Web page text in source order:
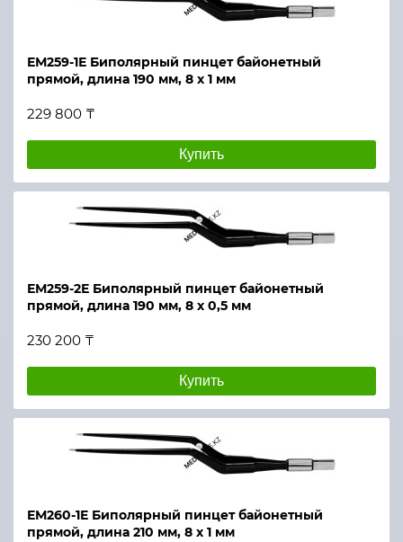
ЕМ259-1Е Биполярный пинцет байонетный
прямой, длина 190 мм, 8 х 1 мм
229 800 ₸
Купить
ЕМ259-2Е Биполярный пинцет байонетный
прямой, длина 190 мм, 8 х 0,5 мм
230 200 ₸
Купить
ЕМ260-1Е Биполярный пинцет байонетный
прямой, длина 210 мм, 8 х 1 мм